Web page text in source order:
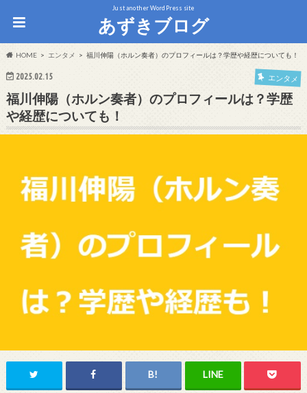
Just another WordPress site
あずきブログ
HOME エンタメ 福川伸陽（ホルン奏者）のプロフィールは？学歴や経歴についても！
2025.02.15 エンタメ
福川伸陽（ホルン奏者）のプロフィールは？学歴
や経歴についても！